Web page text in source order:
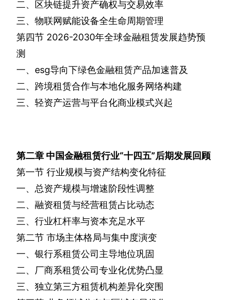
二、区块链提升资产确权与交易效率
三、物联网赋能设备全生命周期管理
第四节 2026-2030年全球金融租赁发展趋势预
测
一、 esg导向下绿色金融租赁产品加速普及
二、跨境租赁合作与本地化服务网络构建
三、轻资产运营与平台化商业模式兴起
第二章 中国金融租赁行业“十四五”后期发展回顾
第一节 行业规模与资产结构变化特征
一、总资产规模与增速阶段性调整
二、融资租赁与经营租赁占比动态
三、行业杠杆率与资本充足水平
第二节 市场主体格局与集中度演变
一、银行系租赁公司主导地位巩固
二、厂商系租赁公司专业化优势凸显
三、独立第三方租赁机构差异化突围